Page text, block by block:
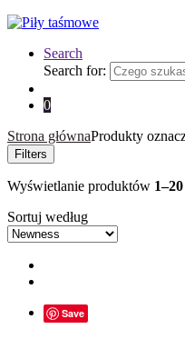
Search
Search for:
0
Strona głównaProdukty
Filters
Wyświetlanie produktów 1–20
Sortuj według
Save